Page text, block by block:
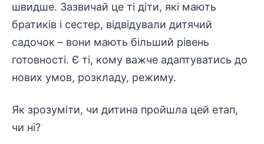
швидше. Зазвичай це ті діти, які мають
братиків і сестер, відвідували дитячий
садочок – вони мають більший рівень
готовності. Є ті, кому важче адаптуватись до
нових умов, розкладу, режиму.
Як зрозуміти, чи дитина пройшла цей етап,
чи ні?